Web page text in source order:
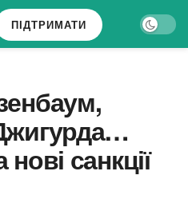
ПІДТРИМАТИ
санкції